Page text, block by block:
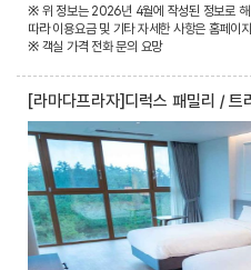
※ 위 정보는 2026년 4월에 작성된 정보로 해
따라 이용요금 및 기타 자세한 사항은 홈페이
※ 객실 가격 전화 문의 요망
[라마다프라자]디럭스 패밀리 / 트